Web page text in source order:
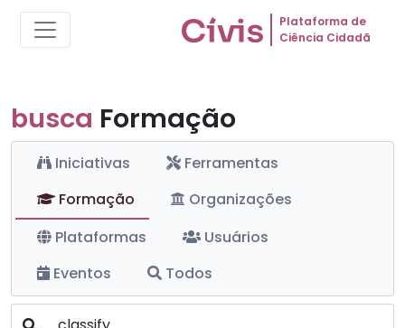
Plataforma de
Ciência Cidadã
busca Formação
Iniciativas
Ferramentas
Formação
Organizações
Plataformas
Usuários
Eventos
Todos